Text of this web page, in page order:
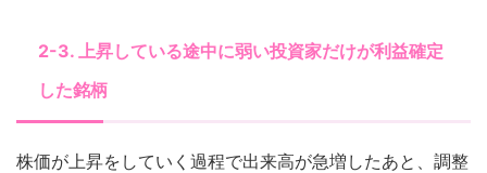
2-3. 上昇している途中に弱い投資家だけが利益確定
した銘柄
株価が上昇をしていく過程で出来高が急増したあと、調整